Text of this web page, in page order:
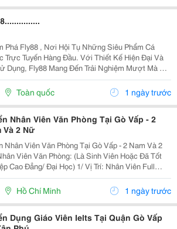
Phá Fly88 , Nơi Hội Tụ Những Siêu Phẩm Cá
Trực Tuyến Hàng Đầu. Với Thiết Kế Hiện Đại Và
Dụng, Fly88 Mang Đến Trải Nghiệm Mượt Mà Dù
Trên Điện Thoại Hay Máy Tính. Điểm Tựa
Tin Của Người Chơi Nằm Ở Hệ Thống Thanh
Toàn quốc 1 ngày trước
Nhân Viên Văn Phòng Tại Gò Vấp - 2
Và 2 Nữ
Nhân Viên Văn Phòng Tại Gò Vấp - 2 Nam Và 2
Đẳng/ Đại Học) 1/ Vị Trí: Nhân Viên Full
Nữ) Ca Làm: 13:00 Đến 21:00 (1 Tháng
Nghỉ Phép 1 Ngày, Và Hưởng Các Ngày...
Hồ Chí Minh 1 ngày trước
Dụng Giáo Viên Ielts Tại Quận Gò Vấp